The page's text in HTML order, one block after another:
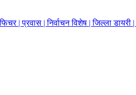
|प्रवास |निर्वाचन विशेष |जिल्ला डायरी |